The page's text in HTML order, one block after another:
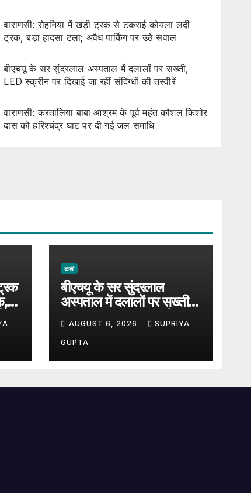
वाराणसी: रोहनिया में खड़ी ट्रक से टकराई कोयला लदी
ट्रक, बड़ा हादसा टला; अवैध पार्किंग पर उठे सवाल
बीएचयू के सर सुंदरलाल अस्पताल में दलालों पर सख्ती,
LED स्क्रीन पर दिखाई जा रहीं संदिग्धों की तस्वीरें
वाराणसी: करतालिया बाबा आश्रम के पूर्व महंत कौशल किशोर
दास को हरिश्चंद्र घाट पर दी गई जल समाधि
काशी
बीएचयू के सर सुंदरलाल
अस्पताल में दलालों पर सख्ती,
LED स्क्रीन पर दिखाई जा
रहीं संदिग्धों की तस्वीरें
AUGUST 6, 2026 SUPRIYA
GUPTA